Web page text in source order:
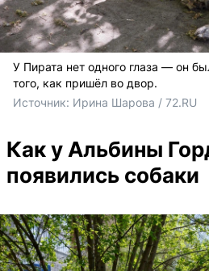
У Пирата нет одного глаза — он
того, как пришёл во двор.
Источник: Ирина Шарова / 72.RU
Как у Альбины
появились собаки